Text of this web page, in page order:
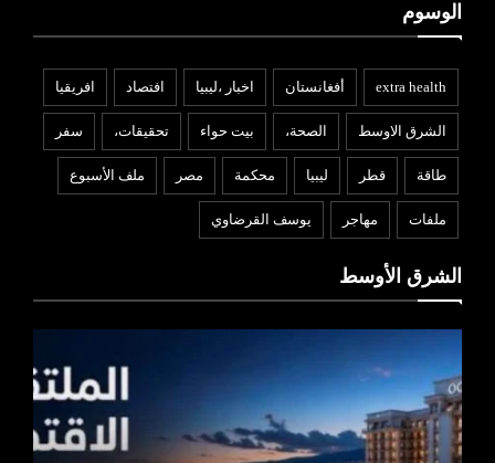
الوسوم
extra health أفغانستان اخبار ،ليبيا افتصاد افريقيا
الشرق الاوسط الصحة، بيت حواء تحقيقات، سفر
طاقة قطر ليبيا محكمة مصر ملف الأسبوع
ملفات مهاجر يوسف القرضاوي
الشرق الأوسط